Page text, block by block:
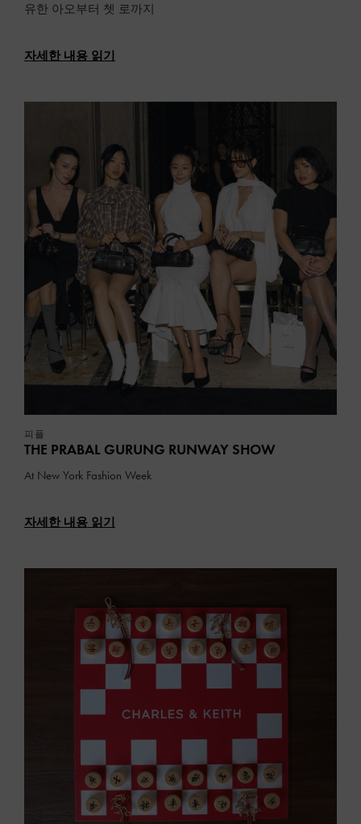
유한 아오부터 쳇 로까지
자세한 내용 읽기
피플
THE PRABAL GURUNG RUNWAY SHOW
At New York Fashion Week
자세한 내용 읽기